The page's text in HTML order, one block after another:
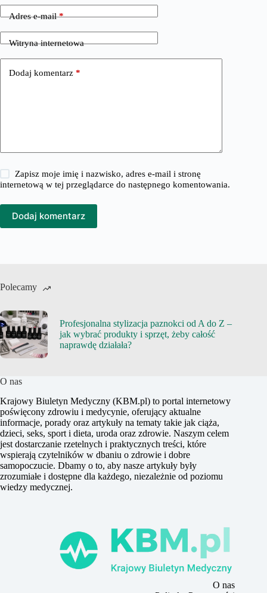
Adres e-mail*
Witryna internetowa
Dodaj komentarz *
Zapisz moje imię i nazwisko, adres e-mail i stronę
internetową w tej przeglądarce do następnego komentowania.
Dodaj komentarz
Polecamy
Profesjonalna stylizacja paznokci od A do Z –
jak wybrać produkty i sprzęt, żeby całość
naprawdę działała?
O nas
Krajowy Biuletyn Medyczny (KBM.pl) to portal internetowy
poświęcony zdrowiu i medycynie, oferujący aktualne
informacje, porady oraz artykuły na tematy takie jak ciąża,
dzieci, seks, sport i dieta, uroda oraz zdrowie. Naszym celem
jest dostarczanie rzetelnych i praktycznych treści, które
wspierają czytelników w dbaniu o zdrowie i dobre
samopoczucie. Dbamy o to, aby nasze artykuły były
zrozumiałe i dostępne dla każdego, niezależnie od poziomu
wiedzy medycznej.
O nas